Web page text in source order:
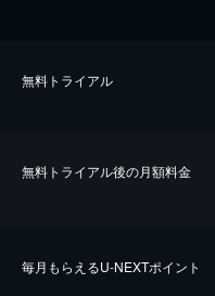
無料トライアル
無料トライアル後の⽉額料金
毎⽉もらえるU-NEXTポイント